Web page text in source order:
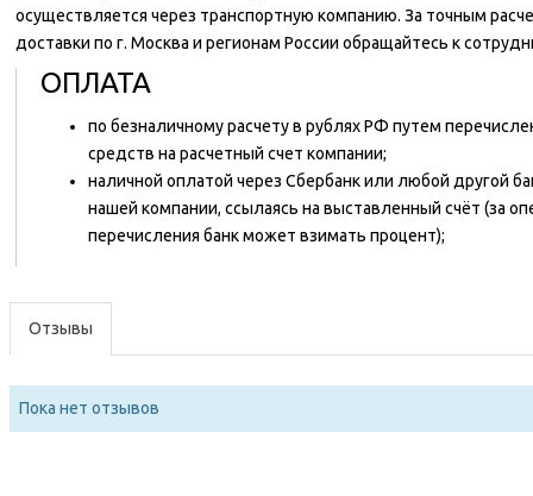
осуществляется через транспортную компанию. За точным
доставки по г. Москва и регионам России обращайтесь к
ОПЛАТА
по безналичному расчету в рублях РФ путем
средств на расчетный счет компании;
наличной оплатой через Сбербанк или любой другой
нашей компании, ссылаясь на выставленный счёт (за
перечисления банк может взимать процент);
Отзывы
Пока нет отзывов